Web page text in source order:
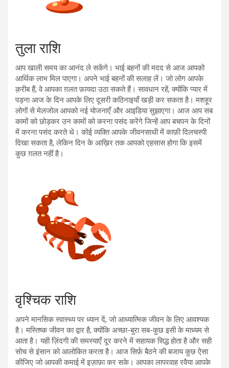
तुला राशि
आप खाली समय का आनंद ले सकेंगे। भाई बहनों की मदद से आज आपको
आर्थिक लाभ मिल पाएगा। अपने भाई बहनों की सलाह लें। जो लोग आपके
क़रीब हैं, वे आपका ग़लत फ़ायदा उठा सकते हैं। सावधान रहें, क्योंकि प्यार में
पड़ना आज के दिन आपके लिए दूसरी कठिनाइयाँ खड़ी कर सकता है। मशहूर
लोगों से मेलजोल आपको नई योजनाएँ और आइडिया सुझाएगा। आज आप सब
कामों को छोड़कर उन कामों को करना पसंद करेंगे जिन्हें आप बचपन के दिनों
में करना पसंद करते थे। कोई व्यक्ति आपके जीवनसाथी में काफ़ी दिलचस्पी
दिखा सकता है, लेकिन दिन के आख़िर तक आपको एहसास होगा कि इसमें
कुछ ग़लत नहीं है।
वृश्चिक राशि
अपने मानसिक स्वास्थ्य पर ध्यान दें, जो आध्यात्मिक जीवन के लिए आवश्यक
है। मस्तिष्क जीवन का द्वार है, क्योंकि अच्छा-बुरा सब-कुछ इसी के माध्यम से
आता है। यही ज़िंदगी की समस्याएँ दूर करने में सहायक सिद्ध होता है और सही
सोच से इंसान को आलोकित करता है। आज सिर्फ़ बैठने की बजाय कुछ ऐसा
कीजिए जो आपकी कमाई में इज़ाफ़ा कर सके। आपका लापरवाह रवैया आपके